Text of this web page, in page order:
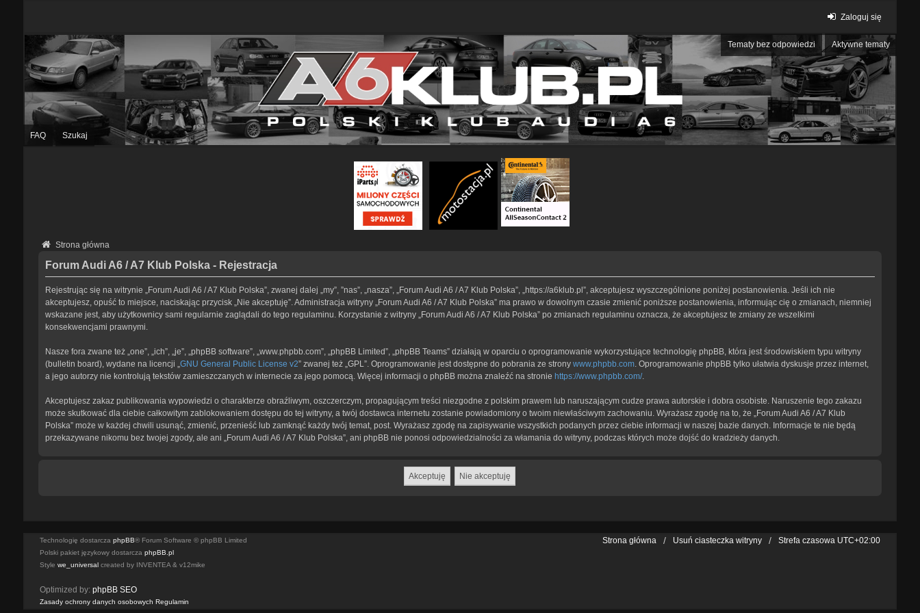
Zaloguj się
Tematy bez odpowiedzi Aktywne tematy
FAQ Szukaj
Strona główna
Forum Audi A6 / A7 Klub Polska - Rejestracja
Rejestrując się na witrynie „Forum Audi A6 / A7 Klub Polska”, zwanej dalej „my”, ”nas”, „nasza”, „Forum Audi A6 / A7 Klub Polska”, „https://a6klub.pl”, akceptujesz wyszczególnione poniżej postanowienia. Jeśli ich nie
akceptujesz, opuść to miejsce, naciskając przycisk „Nie akceptuję”. Administracja witryny „Forum Audi A6 / A7 Klub Polska” ma prawo w dowolnym czasie zmienić poniższe postanowienia, informując cię o zmianach, niemniej
wskazane jest, aby użytkownicy sami regularnie zaglądali do tego regulaminu. Korzystanie z witryny „Forum Audi A6 / A7 Klub Polska” po zmianach regulaminu oznacza, że akceptujesz te zmiany ze wszelkimi
konsekwencjami prawnymi.
Nasze fora zwane też „one”, „ich”, „je”, „phpBB software”, „www.phpbb.com”, „phpBB Limited”, „phpBB Teams” działają w oparciu o oprogramowanie wykorzystujące technologię phpBB, która jest środowiskiem typu witryny
(bulletin board), wydane na licencji „GNU General Public License v2” zwanej też „GPL”. Oprogramowanie jest dostępne do pobrania ze strony www.phpbb.com. Oprogramowanie phpBB tylko ułatwia dyskusje przez internet,
a jego autorzy nie kontrolują tekstów zamieszczanych w internecie za jego pomocą. Więcej informacji o phpBB można znaleźć na stronie https://www.phpbb.com/.
Akceptujesz zakaz publikowania wypowiedzi o charakterze obraźliwym, oszczerczym, propagującym treści niezgodne z polskim prawem lub naruszającym cudze prawa autorskie i dobra osobiste. Naruszenie tego zakazu
może skutkować dla ciebie całkowitym zablokowaniem dostępu do tej witryny, a twój dostawca internetu zostanie powiadomiony o twoim niewłaściwym zachowaniu. Wyrażasz zgodę na to, że „Forum Audi A6 / A7 Klub
Polska” może w każdej chwili usunąć, zmienić, przenieść lub zamknąć każdy twój temat, post. Wyrażasz zgodę na zapisywanie wszystkich podanych przez ciebie informacji w naszej bazie danych. Informacje te nie będą
przekazywane nikomu bez twojej zgody, ale ani „Forum Audi A6 / A7 Klub Polska”, ani phpBB nie ponosi odpowiedzialności za włamania do witryny, podczas których może dojść do kradzieży danych.
Strona główna Usuń ciasteczka witryny Strefa czasowa UTC+02:00
Technologię dostarcza phpBB® Forum Software © phpBB Limited
Polski pakiet językowy dostarcza phpBB.pl
Style we_universalcreated by INVENTEA & v12mike
Optimized by: phpBB SEO
Zasady ochrony danych osobowych Regulamin